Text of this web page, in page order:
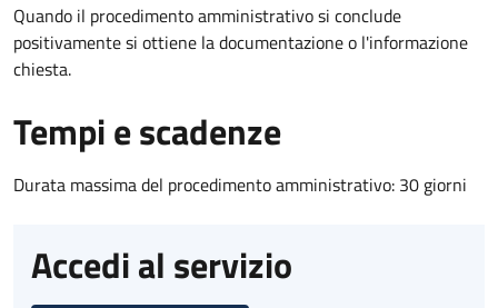
Quando il procedimento amministrativo si conclude
positivamente si ottiene la documentazione o l'informazione
chiesta.
Tempi e scadenze
Durata massima del procedimento amministrativo: 30 giorni
Accedi al servizio